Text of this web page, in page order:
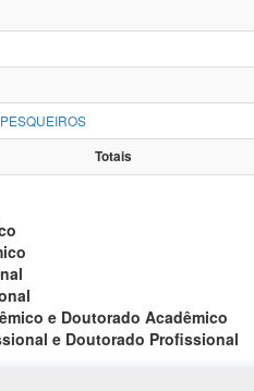
Totais
e Doutorado Acadêmico
e Doutorado Profissional